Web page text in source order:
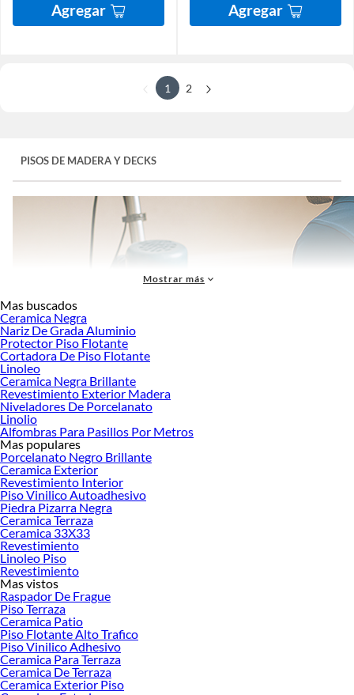
Agregar Agregar
1 2
PISOS DE MADERA Y DECKS
Lospisos de madera y decks
transformar por completo cualquier espacio. En Sodimac, te brindamos una
amplia gama de opciones de pisos de madera diseñadas para aportar calidez y
Mostrar más
Mas buscados
Ceramica Negra
Nariz De Grada Aluminio
Protector Piso Flotante
Cortadora De Piso Flotante
Linoleo
Ceramica Negra Brillante
Revestimiento Exterior Madera
Niveladores De Porcelanato
Linolio
Alfombras Para Pasillos Por Metros
Mas populares
Porcelanato Negro Brillante
Ceramica Exterior
Revestimiento Interior
Piso Vinilico Autoadhesivo
Piedra Pizarra Negra
Ceramica Terraza
Ceramica 33X33
Revestimiento
Linoleo Piso
Revestimiento
Mas vistos
Raspador De Frague
Piso Terraza
Ceramica Patio
Piso Flotante Alto Trafico
Piso Vinilico Adhesivo
Ceramica Para Terraza
Ceramica De Terraza
Ceramica Exterior Piso